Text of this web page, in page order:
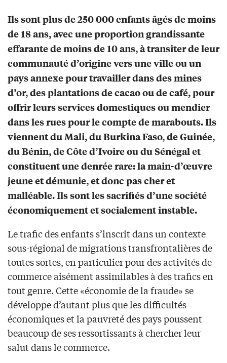
Ils sont plus de 250 000 enfants âgés de moins
de 18 ans, avec une proportion grandissante
effarante de moins de 10 ans, à transiter de leur
communauté d’origine vers une ville ou un
pays annexe pour travailler dans des mines
d’or, des plantations de cacao ou de café, pour
offrir leurs services domestiques ou mendier
dans les rues pour le compte de marabouts. Ils
viennent du Mali, du Burkina Faso, de Guinée,
du Bénin, de Côte d’Ivoire ou du Sénégal et
constituent une denrée rare: la main-d’œuvre
jeune et démunie, et donc pas cher et
malléable. Ils sont les sacrifiés d’une société
économiquement et socialement instable.
Le trafic des enfants s’inscrit dans un contexte
sous-régional de migrations transfrontalières de
toutes sortes, en particulier pour des activités de
commerce aisément assimilables à des trafics en
tout genre. Cette «économie de la fraude» se
développe d’autant plus que les difficultés
économiques et la pauvreté des pays poussent
beaucoup de ses ressortissants à chercher leur
salut dans le commerce.